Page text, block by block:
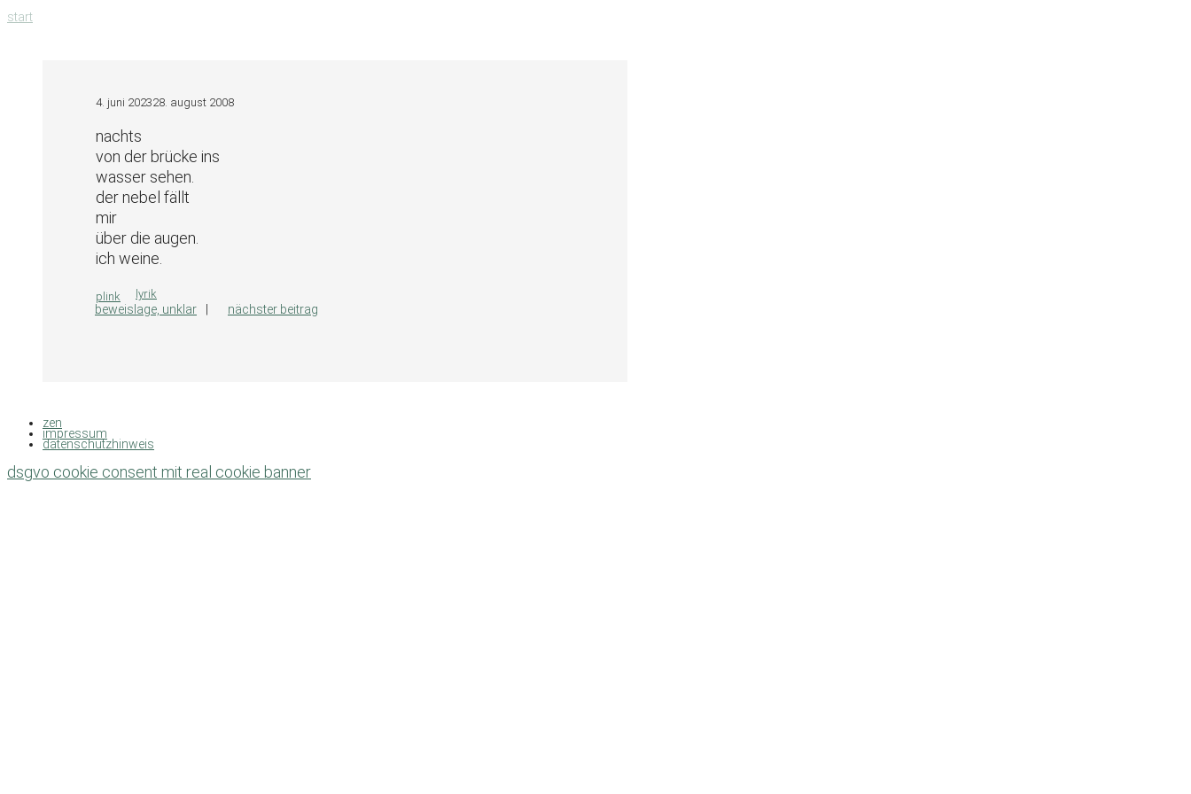
zum
start
4. juni 202328. august 2008
nachts
von der brücke ins
wasser sehen.
der nebel fällt
mir
über die augen.
ich weine.
plink kategorien
lyrik
beweislage, unklar nächster beitrag
zen
impressum
datenschutzhinweis
dsgvo cookie consent mit real cookie banner